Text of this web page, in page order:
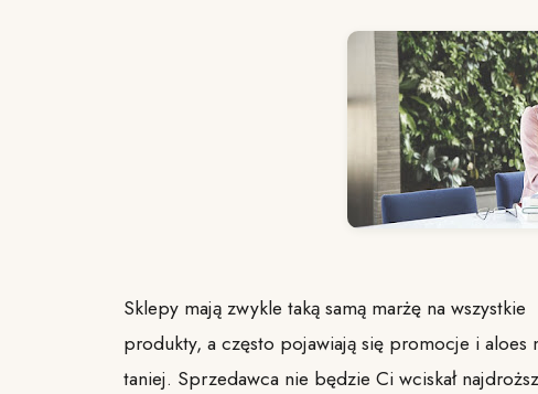
Sklepy mają zwykle taką samą marżę na wszystkie
produkty, a często pojawiają się promocje i aloes
taniej. Sprzedawca nie będzie Ci wciskał